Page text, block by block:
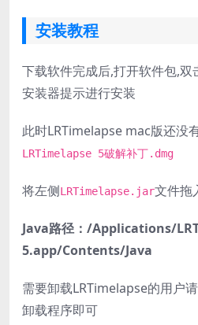
安装教程
下载软件完成后,打开软件包,双
安装器提示进行安装
此时LRTimelapse mac版还没
LRTimelapse 5破解补丁.dmg
将左侧LRTimelapse.jar文件拖
Java路径：/Applications/
5.app/Contents/Java
需要卸载LRTimelapse的用户
卸载程序即可